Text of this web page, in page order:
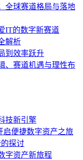
全球赛道格局与落地
IT的数字新赛道
解析
到效率跃升
、赛道机遇与理性布
技新引擎
启便捷数字资产之旅
探讨
字资产新旅程